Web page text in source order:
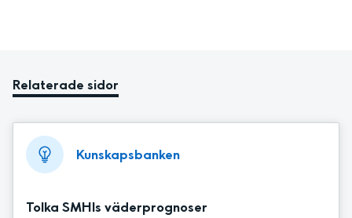
Relaterade sidor
Kunskapsbanken
Tolka SMHIs väderprognoser